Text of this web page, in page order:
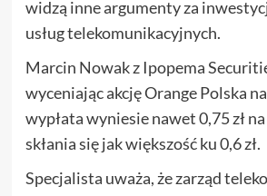
widzą inne argumenty za
usług telekomunikacyjnych.
Marcin Nowak z Ipopema
wyceniając akcję Orange Polska na
wypłata wyniesie nawet 0,75 zł
skłania się jak większość ku 0,6 zł.
Specjalista uważa, że zarząd